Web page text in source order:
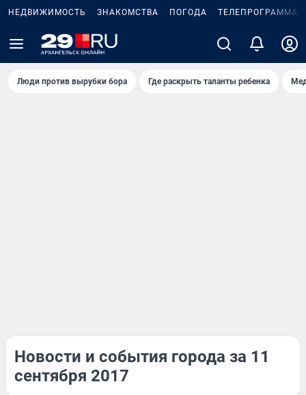
НЕДВИЖИМОСТЬ ЗНАКОМСТВА ПОГОДА ТЕЛЕПРОГРАММА
Люди против вырубки бора Где раскрыть таланты ребенка
Новости и события города за 11
сентября 2017